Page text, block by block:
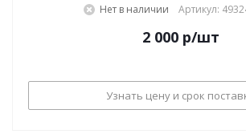
Нет в наличии Артикул:
2 000 р/шт
Узнать цену и срок